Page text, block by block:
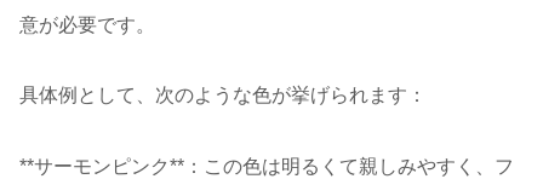
意が必要です。
具体例として、次のような色が挙げられます：
**サーモンピンク**：この色は明るくて親しみやすく、フ